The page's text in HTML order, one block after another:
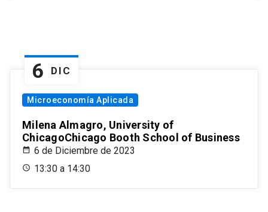
6 DIC
Microeconomía Aplicada
Milena Almagro, University of
ChicagoChicago Booth School of Business
6 de Diciembre de 2023
13:30 a 14:30